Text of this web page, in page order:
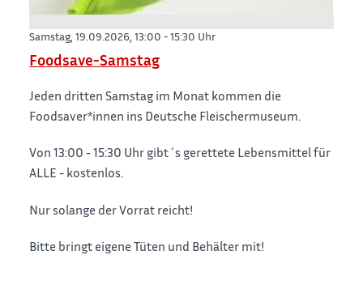
Samstag, 19.09.2026,13:00 - 15:30 Uhr
Foodsave-Samstag
Jeden dritten Samstag im Monat kommen die
Foodsaver*innen ins Deutsche Fleischermuseum.
Von 13:00 - 15:30 Uhr gibt´s gerettete Lebensmittel für
ALLE - kostenlos.
Nur solange der Vorrat reicht!
Bitte bringt eigene Tüten und Behälter mit!